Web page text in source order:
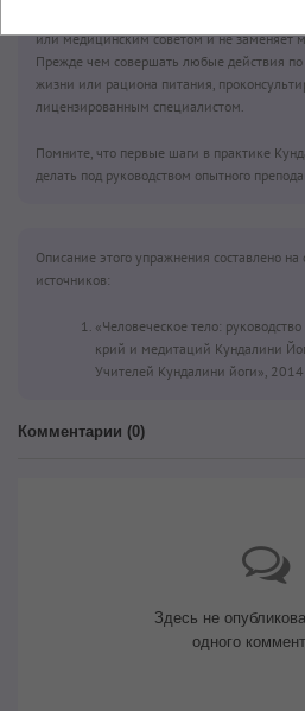
или медицинским советом и не заменяет
Прежде чем совершать любые действия
жизни или рациона питания,
лицензированным специалистом.
Помните, что первые шаги в практике
делать под руководством опытного
Описание этого упражнения составлено
источников:
«Человеческое тело:
крий и медитаций Кундалини
Учителей Кундалини йоги», 2014
Комментарии (0)
Здесь не
одного